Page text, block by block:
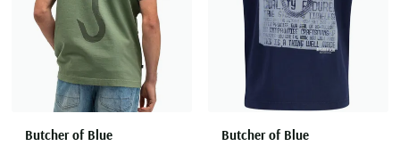
Butcher of Blue Butcher of Blue